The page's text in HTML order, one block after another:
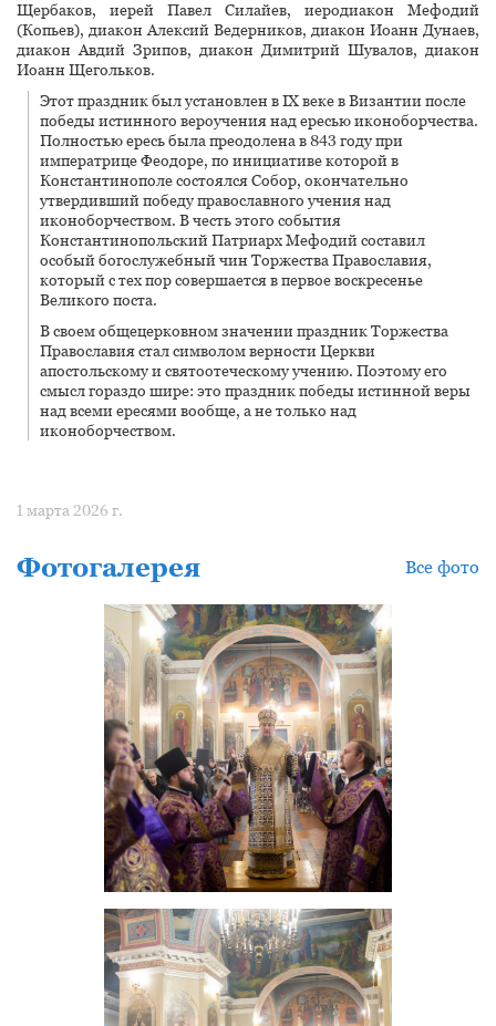
Щербаков, иерей Павел Силайев, иеродиакон Мефодий
(Копьев), диакон Алексий Ведерников, диакон Иоанн Дунаев,
диакон Авдий Зрипов, диакон Димитрий Шувалов, диакон
Иоанн Щегольков.
Этот праздник был установлен в IX веке в Византии после
победы истинного вероучения над ересью иконоборчества.
Полностью ересь была преодолена в 843 году при
императрице Феодоре, по инициативе которой в
Константинополе состоялся Собор, окончательно
утвердивший победу православного учения над
иконоборчеством. В честь этого события
Константинопольский Патриарх Мефодий составил
особый богослужебный чин Торжества Православия,
который с тех пор совершается в первое воскресенье
Великого поста.
В своем общецерковном значении праздник Торжества
Православия стал символом верности Церкви
апостольскому и святоотеческому учению. Поэтому его
смысл гораздо шире: это праздник победы истинной веры
над всеми ересями вообще, а не только над
иконоборчеством.
1 марта 2026 г.
Фотогалерея Все фото